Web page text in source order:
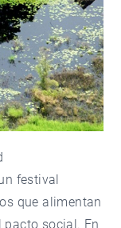
festival
que alimentan
pacto social. En